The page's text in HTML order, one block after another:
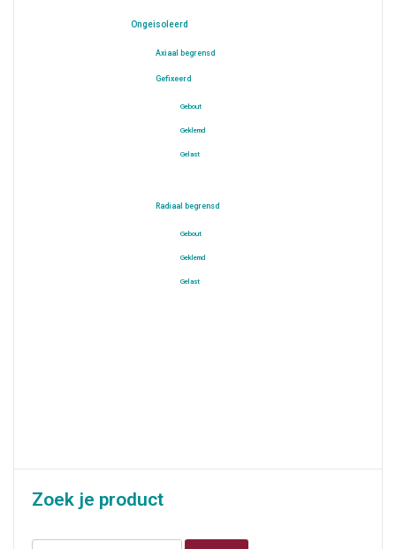
Ongeisoleerd
Axiaal begrensd
Gefixeerd
Gebout
Geklemd
Gelast
Radiaal begrensd
Gebout
Geklemd
Gelast
Zoek je product